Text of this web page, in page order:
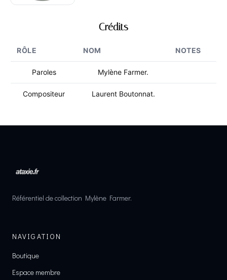
Crédits
RÔLE NOM NOTES
Paroles Mylène Farmer.
Compositeur Laurent Boutonnat.
Référentiel de collection Mylène Farmer.
NAVIGATION
Boutique
Espace membre